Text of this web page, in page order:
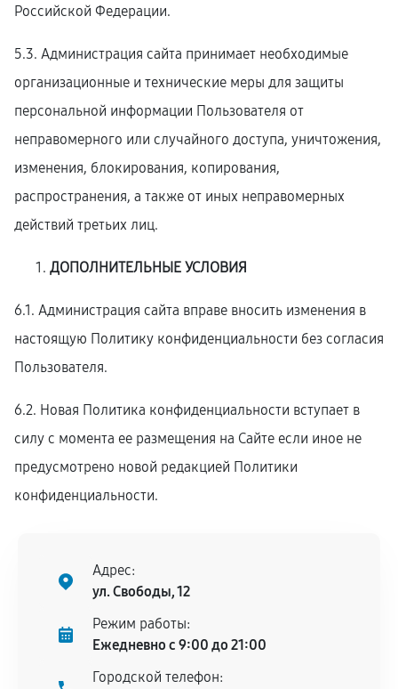
Российской Федерации.
5.3. Администрация сайта принимает необходимые
организационные и технические меры для защиты
персональной информации Пользователя от
неправомерного или случайного доступа, уничтожения,
изменения, блокирования, копирования,
распространения, а также от иных неправомерных
действий третьих лиц.
ДОПОЛНИТЕЛЬНЫЕ УСЛОВИЯ
6.1. Администрация сайта вправе вносить изменения в
настоящую Политику конфиденциальности без согласия
Пользователя.
6.2. Новая Политика конфиденциальности вступает в
силу с момента ее размещения на Сайте если иное не
предусмотрено новой редакцией Политики
конфиденциальности.
Адрес:
ул. Свободы, 12
Режим работы:
Ежедневно с 9:00 до 21:00
Городской телефон: